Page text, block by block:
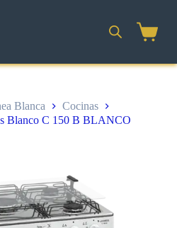
Blanca
Cocinas
Blanco C 150 B BLANCO